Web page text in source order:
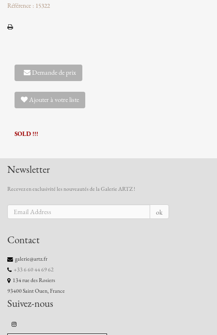
Référence : 15322
Demande de prix
Ajouter à votre liste
SOLD !!!
Newsletter
Recevez en exclusivité les nouveautés de la Galerie ARTZ !
ok
Contact
galerie@artz.fr
+33 6 60 44 69 62
134 rue des Rosiers
93400 Saint Ouen, France
Suivez-nous